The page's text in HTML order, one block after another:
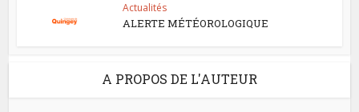
Actualités
ALERTE MÉTÉOROLOGIQUE
A PROPOS DE L'AUTEUR